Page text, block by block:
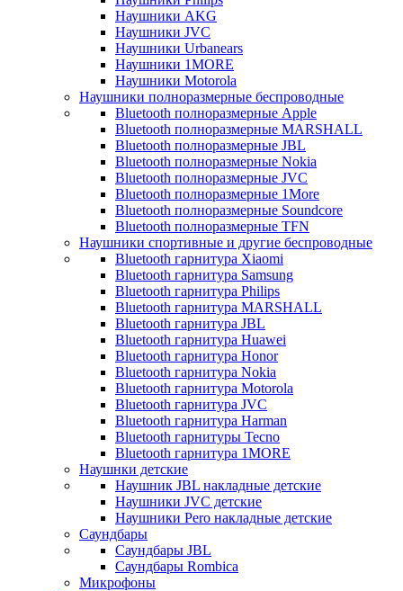
Наушники AKG
Наушники JVC
Наушники Urbanears
Наушники 1MORE
Наушники Motorola
Наушники полноразмерные беспроводные
Bluetooth полноразмерные Apple
Bluetooth полноразмерные MARSHALL
Bluetooth полноразмерные JBL
Bluetooth полноразмерные Nokia
Bluetooth полноразмерные JVC
Bluetooth полноразмерные 1More
Bluetooth полноразмерные Soundcore
Bluetooth полноразмерные TFN
Наушники спортивные и другие беспроводные
Bluetooth гарнитура Xiaomi
Bluetooth гарнитура Samsung
Bluetooth гарнитура Philips
Bluetooth гарнитура MARSHALL
Bluetooth гарнитура JBL
Bluetooth гарнитура Huawei
Bluetooth гарнитура Honor
Bluetooth гарнитура Nokia
Bluetooth гарнитура Motorola
Bluetooth гарнитура JVC
Bluetooth гарнитура Harman
Bluetooth гарнитуры Tecno
Bluetooth гарнитура 1MORE
Наушнки детские
Наушник JBL накладные детские
Наушники JVC детские
Наушники Pero накладные детские
Саундбары
Саундбары JBL
Саундбары Rombica
Микрофоны